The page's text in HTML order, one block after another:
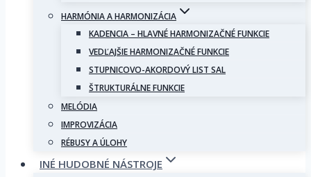
HARMÓNIA A HARMONIZÁCIA
KADENCIA – HLAVNÉ HARMONIZAČNÉ FUNKCIE
VEDĽAJŠIE HARMONIZAČNÉ FUNKCIE
STUPNICOVO-AKORDOVÝ LIST SAL
ŠTRUKTURÁLNE FUNKCIE
MELÓDIA
IMPROVIZÁCIA
RÉBUSY A ÚLOHY
INÉ HUDOBNÉ NÁSTROJE